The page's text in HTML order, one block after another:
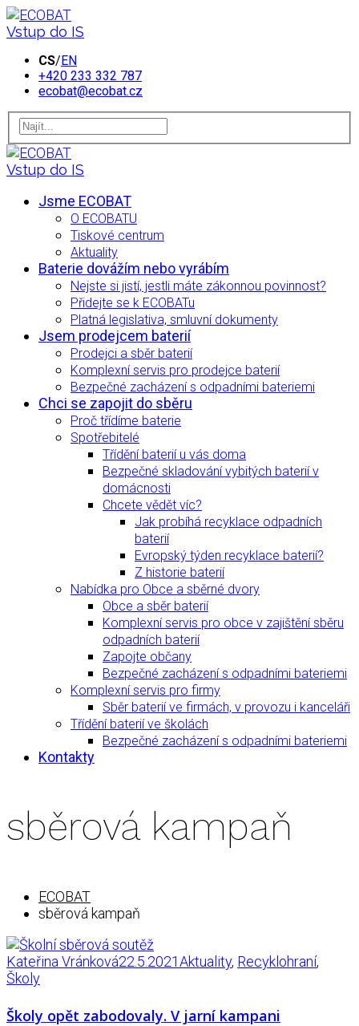
Vstup do IS
CS/EN
+420 233 332 787
ecobat@ecobat.cz
Vstup do IS
Jsme ECOBAT
O ECOBATU
Tiskové centrum
Aktuality
Baterie dovážím nebo vyrábím
Nejste si jistí, jestli máte zákonnou povinnost?
Přidejte se k ECOBATu
Platná legislativa, smluvní dokumenty
Jsem prodejcem baterií
Prodejci a sběr baterií
Komplexní servis pro prodejce baterií
Bezpečné zacházení s odpadními bateriemi
Chci se zapojit do sběru
Proč třídíme baterie
Spotřebitelé
Třídění baterií u vás doma
Bezpečné skladování vybitých baterií v
domácnosti
Chcete vědět víc?
Jak probíhá recyklace odpadních
baterií
Evropský týden recyklace baterií?
Z historie baterií
Nabídka pro Obce a sběrné dvory
Obce a sběr baterií
Komplexní servis pro obce v zajištění sběru
odpadních baterií
Zapojte občany
Bezpečné zacházení s odpadními bateriemi
Komplexní servis pro firmy
Sběr baterií ve firmách, v provozu i kanceláři
Třídění baterií ve školách
Bezpečné zacházení s odpadními bateriemi
Kontakty
sběrová kampaň
ECOBAT
sběrová kampaň
Kateřina Vránková22.5.2021Aktuality, Recyklohraní,
Školy
Školy opět zabodovaly. V jarní kampani